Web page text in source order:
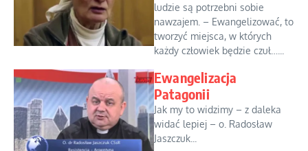
ludzie są potrzebni sobie
nawzajem. – Ewangelizować, to
tworzyć miejsca, w których
każdy człowiek będzie czuł…...
Ewangelizacja
Patagonii
Jak my to widzimy – z daleka
widać lepiej – o. Radosław
Jaszczuk...